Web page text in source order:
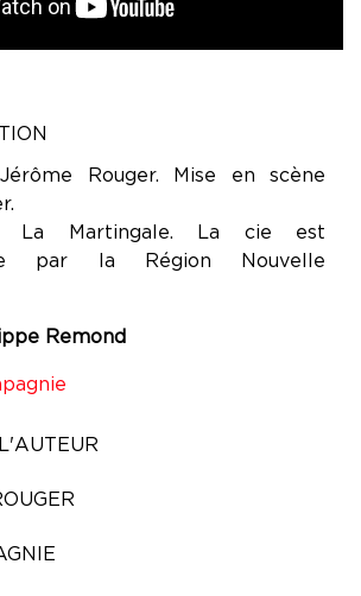
Rouger. Mise en scène
La Martingale. La cie est
par la Région Nouvelle
Remond